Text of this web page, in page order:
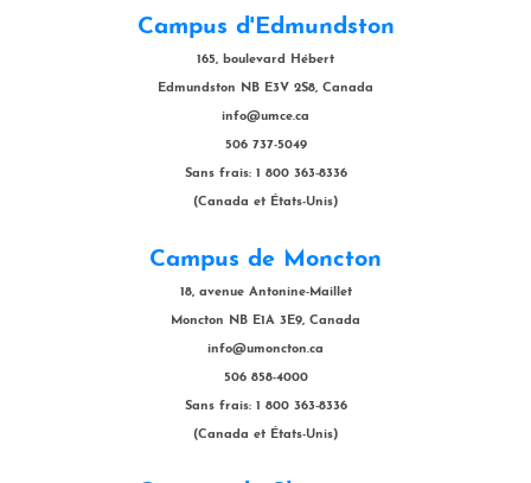
Campus d'Edmundston
165, boulevard Hébert
Edmundston NB E3V 2S8, Canada
info@umce.ca
506 737-5049
Sans frais: 1 800 363-8336
(Canada et États-Unis)
Campus de Moncton
18, avenue Antonine-Maillet
Moncton NB E1A 3E9, Canada
info@umoncton.ca
506 858-4000
Sans frais: 1 800 363-8336
(Canada et États-Unis)